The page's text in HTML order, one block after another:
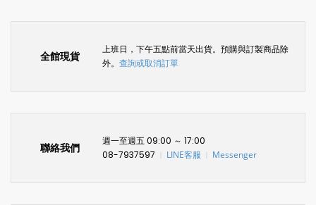
全館現貨
上班日，下午五點前當天出貨。預購與訂製商品除
外。 查詢或取消訂單
聯絡我們
週一至週五 09:00 ～ 17:00
08-7937597
LINE客服 Messenger